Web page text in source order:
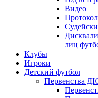
Видео
лиц
Клубы
Игроки
Детский футбол
Первенства